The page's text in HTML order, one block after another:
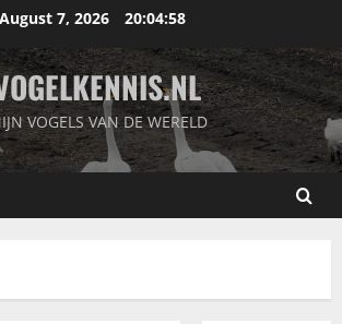
August 7, 2026 20:04:59
VOGELS VAN DE WERELD